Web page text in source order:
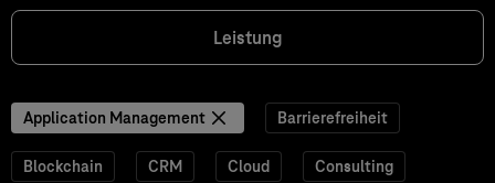
Leistung
Application Management Barrierefreiheit
Blockchain CRM Cloud Consulting